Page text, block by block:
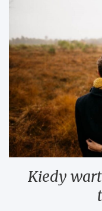
Kiedy